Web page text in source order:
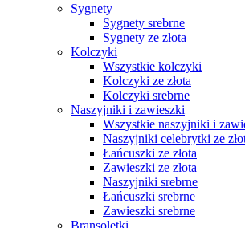
Sygnety
Sygnety srebrne
Sygnety ze złota
Kolczyki
Wszystkie kolczyki
Kolczyki ze złota
Kolczyki srebrne
Naszyjniki i zawieszki
Wszystkie naszyjniki i
Naszyjniki celebrytki ze
Łańcuszki ze złota
Zawieszki ze złota
Naszyjniki srebrne
Łańcuszki srebrne
Zawieszki srebrne